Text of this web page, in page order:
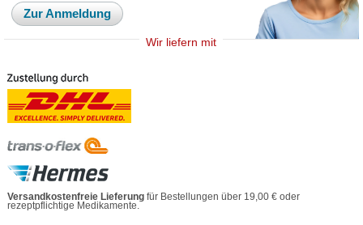
Zur Anmeldung
Wir liefern mit
Versandkostenfreie Lieferung für Bestellungen über 19,00 € oder
rezeptpflichtige Medikamente.